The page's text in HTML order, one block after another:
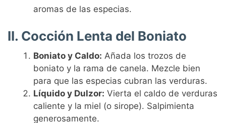
aromas de las especias.
II. Cocción Lenta del Boniato
Boniato y Caldo: Añada los trozos de
boniato y la rama de canela. Mezcle bien
para que las especias cubran las verduras.
Líquido y Dulzor: Vierta el caldo de verduras
caliente y la miel (o sirope). Salpimienta
generosamente.